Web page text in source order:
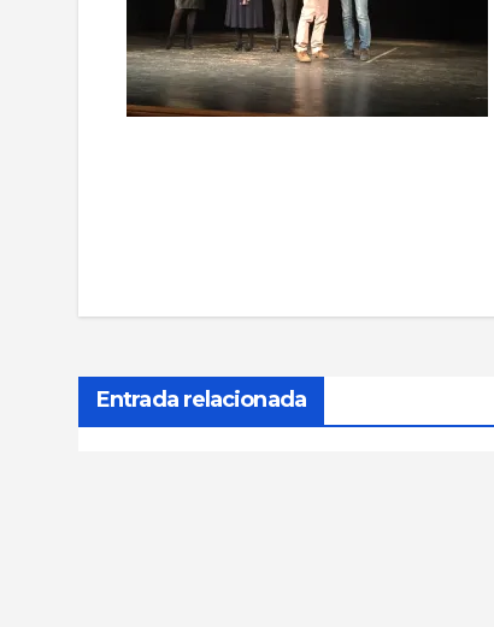
entradas
Entrada relacionada